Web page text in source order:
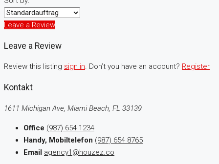
Leave a Review
Leave a Review
Review this listing sign in. Don’t you have an account? Register
Kontakt
1611 Michigan Ave, Miami Beach, FL 33139
Office (987) 654 1234
Handy, Mobiltelefon (987) 654 8765
Email agency1@houzez.co